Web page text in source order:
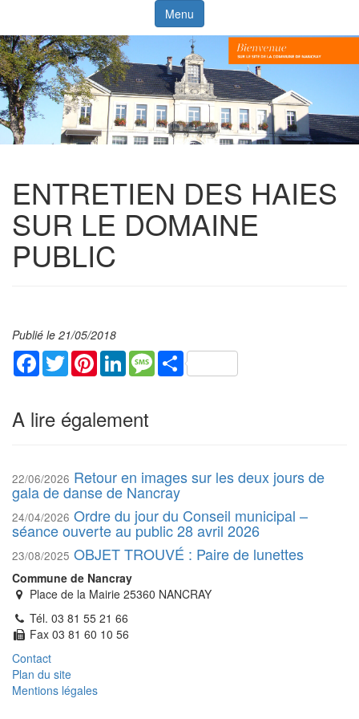
Menu
ENTRETIEN DES HAIES
SUR LE DOMAINE
PUBLIC
Publié le 21/05/2018
Facebook
TwitterPinterestLinkedInMessageShare
A lire également
22/06/2026 Retour en images sur les deux jours de
gala de danse de Nancray
24/04/2026 Ordre du jour du Conseil municipal –
séance ouverte au public 28 avril 2026
23/08/2025 OBJET TROUVÉ : Paire de lunettes
Commune de Nancray
Place de la Mairie 25360 NANCRAY
Tél. 03 81 55 21 66
Fax 03 81 60 10 56
Contact
Plan du site
Mentions légales